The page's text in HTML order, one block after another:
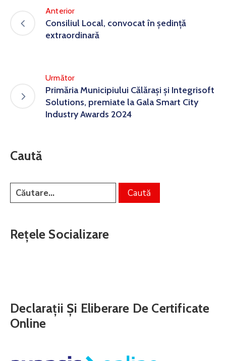
Anterior
Consiliul Local, convocat în ședință
extraordinară
Următor
Primăria Municipiului Călărași și Integrisoft
Solutions, premiate la Gala Smart City
Industry Awards 2024
Caută
Rețele Socializare
Declarații Și Eliberare De Certificate
Online